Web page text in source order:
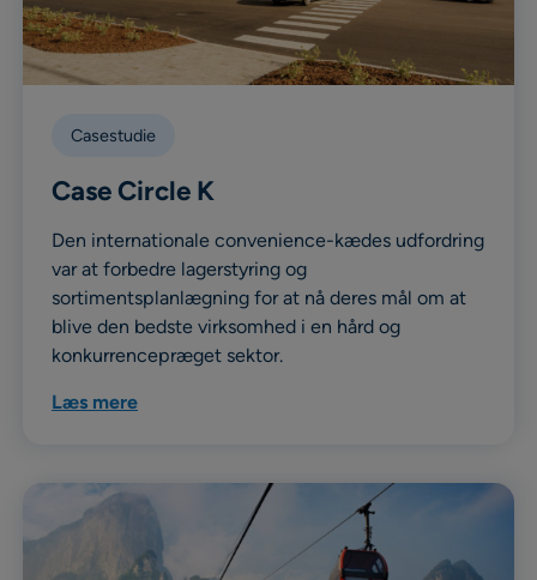
Casestudie
Case Circle K
Den internationale convenience-kædes udfordring
var at forbedre lagerstyring og
sortimentsplanlægning for at nå deres mål om at
blive den bedste virksomhed i en hård og
konkurrencepræget sektor.
Læs mere